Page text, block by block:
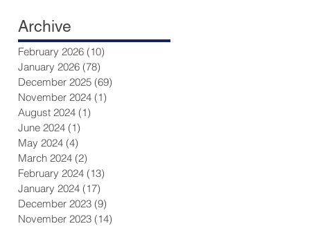
Archive
February 2026 (10)
January 2026 (78)
December 2025 (69)
November 2024 (1)
August 2024 (1)
June 2024 (1)
May 2024 (4)
March 2024 (2)
February 2024 (13)
January 2024 (17)
December 2023 (9)
November 2023 (14)